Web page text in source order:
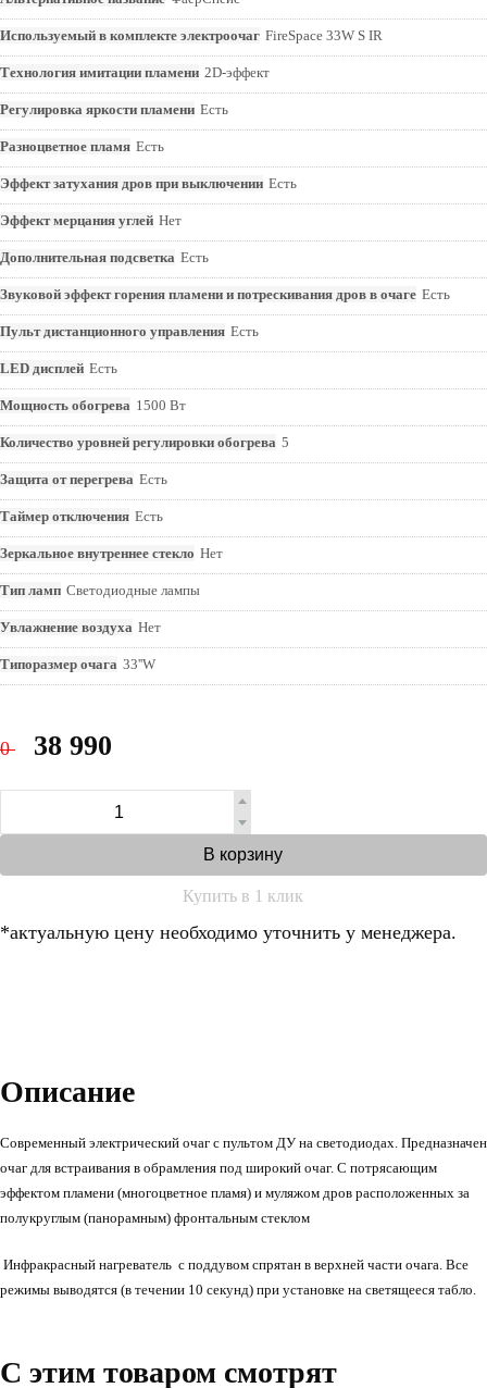
Используемый в комплекте электроочаг FireSpace 33W S IR
Технология имитации пламени 2D-эффект
Регулировка яркости пламени Есть
Разноцветное пламя Есть
Эффект затухания дров при выключении Есть
Эффект мерцания углей Нет
Дополнительная подсветка Есть
Звуковой эффект горения пламени и потрескивания дров в очаге Есть
Пульт дистанционного управления Есть
LED дисплей Есть
Мощность обогрева 1500 Вт
Количество уровней регулировки обогрева 5
Защита от перегрева Есть
Таймер отключения Есть
Зеркальное внутреннее стекло Нет
Тип ламп Светодиодные лампы
Увлажнение воздуха Нет
Типоразмер очага 33''W
0 38 990
В корзину
Купить в 1 клик
*актуальную цену необходимо уточнить у менеджера.
Описание
Современный электрический очаг с пультом ДУ на светодиодах. Предназначен
очаг для встраивания в обрамления под широкий очаг. С потрясающим
эффектом пламени (многоцветное пламя) и муляжом дров расположенных за
полукруглым (панорамным) фронтальным стеклом
Инфракрасный нагреватель с поддувом спрятан в верхней части очага. Все
режимы выводятся (в течении 10 секунд) при установке на светящееся табло.
C этим товаром смотрят